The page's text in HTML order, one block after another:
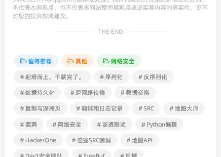
不代表本网观点，也不代表本网站赞同其观点或证实其内容的真实性，更不
对您的投资构成建议。
THE END
值得推荐 其他
网络安全
# 迎难而上，干就完了。
# 序列化
# 反序列化
# 数据持久化
# 跨网络传输
# 数据交换
# 复制与深拷贝
# 调试和日志记录 # SRC
# 地图大师
# 漏洞
# 网络安全 # 渗透测试
# Python编程
# HackerOne
# 挖掘SRC漏洞
# 地图API